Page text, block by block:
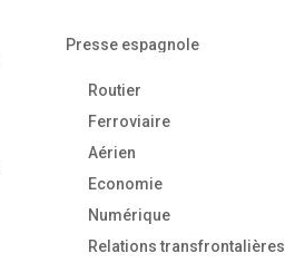
Presse espagnole
Routier
Ferroviaire
Aérien
Economie
Numérique
Relations transfrontalières